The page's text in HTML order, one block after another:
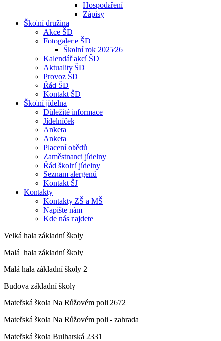
Hospodaření
Zápisy
Školní družina
Akce ŠD
Fotogalerie ŠD
Školní rok 2025⁄26
Kalendář akcí ŠD
Aktuality ŠD
Provoz ŠD
Řád ŠD
Kontakt ŠD
Školní jídelna
Důležité informace
Jídelníček
Anketa
Anketa
Placení obědů
Zaměstnanci jídelny
Řád školní jídelny
Seznam alergenů
Kontakt ŠJ
Kontakty
Kontakty ZŠ a MŠ
Napište nám
Kde nás najdete
Velká hala základní školy
Malá hala základní školy
Malá hala základní školy 2
Budova základní školy
Mateřská škola Na Růžovém poli 2672
Mateřská škola Na Růžovém poli - zahrada
Mateřská škola Bulharská 2331